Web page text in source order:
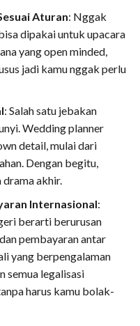
Aturan: Nggak
dipakai untuk upacara
yang open minded,
jadi kamu nggak perlu
: Salah satu jebakan
Wedding planner
detail, mulai dari
Dengan begitu,
akhir.
Internasional:
berarti berurusan
pembayaran antar
yang berpengalaman
semua legalisasi
harus kamu bolak-